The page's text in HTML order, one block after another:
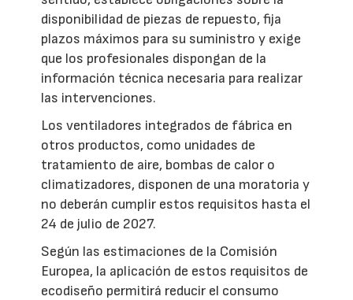
disponibilidad de piezas de repuesto, fija
plazos máximos para su suministro y exige
que los profesionales dispongan de la
información técnica necesaria para realizar
las intervenciones.
Los ventiladores integrados de fábrica en
otros productos, como unidades de
tratamiento de aire, bombas de calor o
climatizadores, disponen de una moratoria y
no deberán cumplir estos requisitos hasta el
24 de julio de 2027.
Según las estimaciones de la Comisión
Europea, la aplicación de estos requisitos de
ecodiseño permitirá reducir el consumo